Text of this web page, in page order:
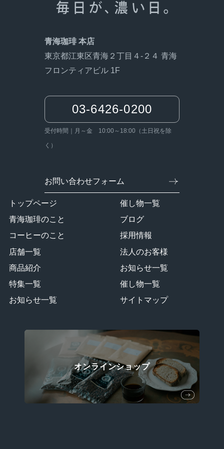
青海珈琲 本店
東京都江東区青海２丁目４-２４ 青海
フロンティアビル 1F
03-6426-0200
受付時間｜月～金 10:00～18:00（土日祝を除
く）
お問い合わせフォーム
トップページ
青海珈琲のこと
コーヒーのこと
店舗一覧
商品紹介
特集一覧
お知らせ一覧
催し物一覧
ブログ
採用情報
法人のお客様
お知らせ一覧
催し物一覧
サイトマップ
オンラインショップ